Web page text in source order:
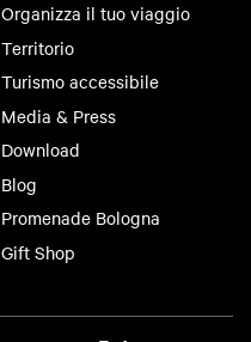
Organizza il tuo viaggio
Territorio
Turismo accessibile
Media & Press
Download
Blog
Promenade Bologna
Gift Shop